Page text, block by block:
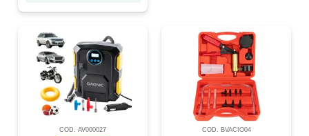
COD. AV000027
COD. BVACIO04